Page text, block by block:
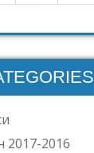
2017-2016